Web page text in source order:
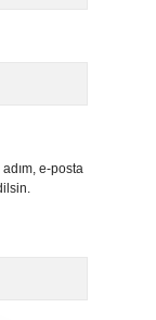
e-posta